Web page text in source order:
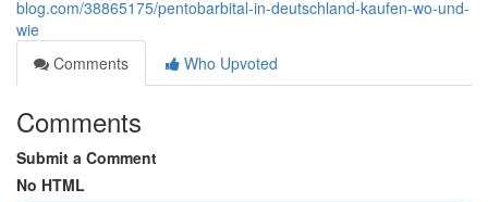
blog.com/38865175/pentobarbital-in-deutschland-kaufen-wo-und-
wie
Comments
Who Upvoted
Comments
Submit a Comment
No HTML